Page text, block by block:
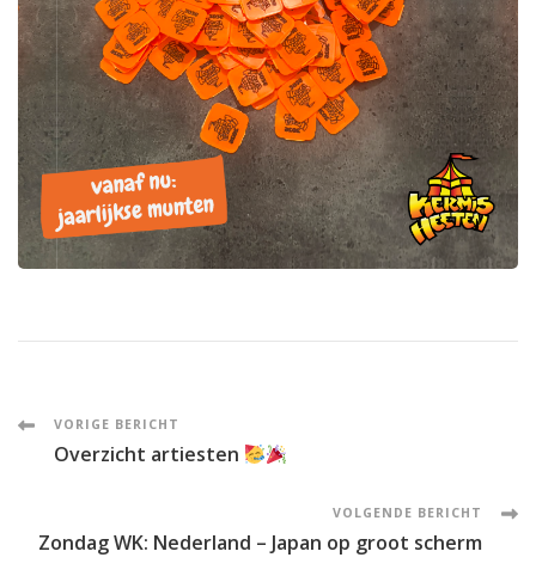
Post
VORIGE BERICHT
Overzicht artiesten
VOLGENDE BERICHT
Zondag WK: Nederland – Japan op groot scherm